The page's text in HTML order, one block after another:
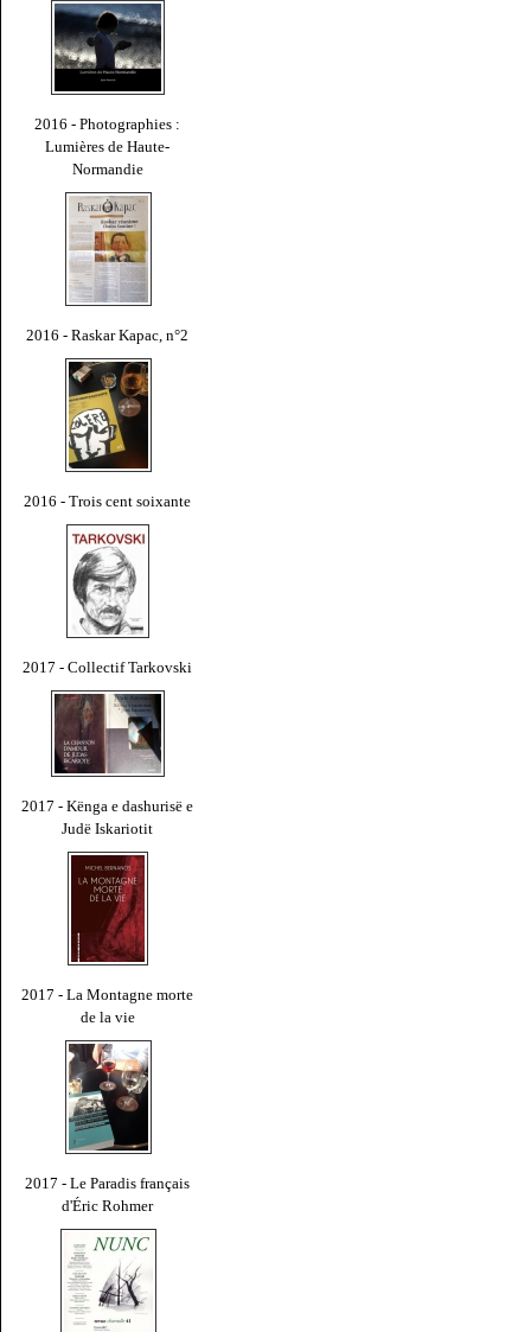
2016 - Photographies :
Lumières de Haute-
Normandie
2016 - Raskar Kapac, n°2
2016 - Trois cent soixante
2017 - Collectif Tarkovski
2017 - Kënga e dashurisë e
Judë Iskariotit
2017 - La Montagne morte
de la vie
2017 - Le Paradis français
d'Éric Rohmer